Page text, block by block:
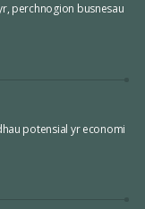
perchnogion busnesau
potensial yr economi